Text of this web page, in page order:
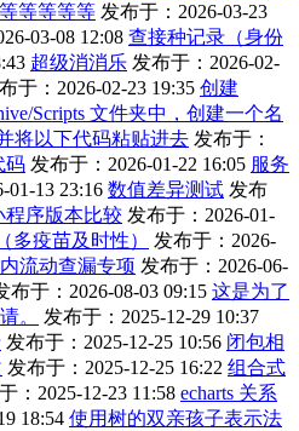
等等等等 发布于：2026-03-23
03-08 12:08 查接种记录（身份
超级消消乐 发布于：2026-02-
于：2026-02-23 19:35 创建
Scripts 文件夹中，创建一个名
将以下代码粘贴进去 发布于：
码 发布于：2026-01-22 16:05 服务
01-13 23:16 数值差异测试 发布
程序版本比较 发布于：2026-01-
多疫苗及时性）
发布于：2026-
流动查漏专项 发布于：2026-06-
布于：2026-08-03 09:15 这是为了
。
发布于：2025-12-29 10:37
发布于：2025-12-25 10:56 闭包相
发布于：2025-12-25 16:22 组合式
：2025-12-23 11:58 echarts 关系
18:54 使用树的双亲孩子表示法